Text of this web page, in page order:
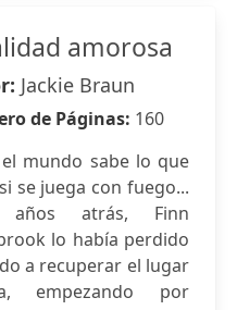
amorosa
Jackie Braun
de Páginas: 160
mundo sabe lo que
se juega con fuego...
años atrás, Finn
lo había perdido
a recuperar el lugar
empezando por